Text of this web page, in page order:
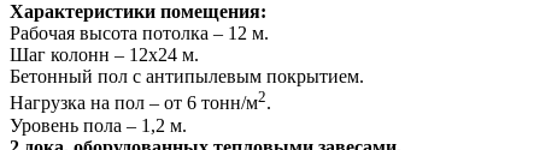
Характеристики помещения:
Рабочая высота потолка – 12 м.
Шаг колонн – 12x24 м.
Бетонный пол с антипылевым покрытием.
Нагрузка на пол – от 6 тонн/м2.
Уровень пола – 1,2 м.